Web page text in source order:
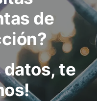
de
datos, te